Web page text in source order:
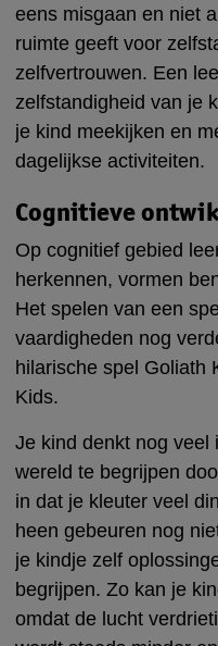
eens misgaan en niet
ruimte geeft voor
zelfvertrouwen. Een
zelfstandigheid van je
je kind meekijken en
dagelijkse activiteiten.
Cognitieve
Op cognitief gebied
herkennen, vormen
Het spelen van een
vaardigheden nog
hilarische spel Goliath
Kids.
Je kind denkt nog veel
wereld te begrijpen
in dat je kleuter veel
heen gebeuren nog
je kindje zelf
begrijpen. Zo kan je
omdat de lucht